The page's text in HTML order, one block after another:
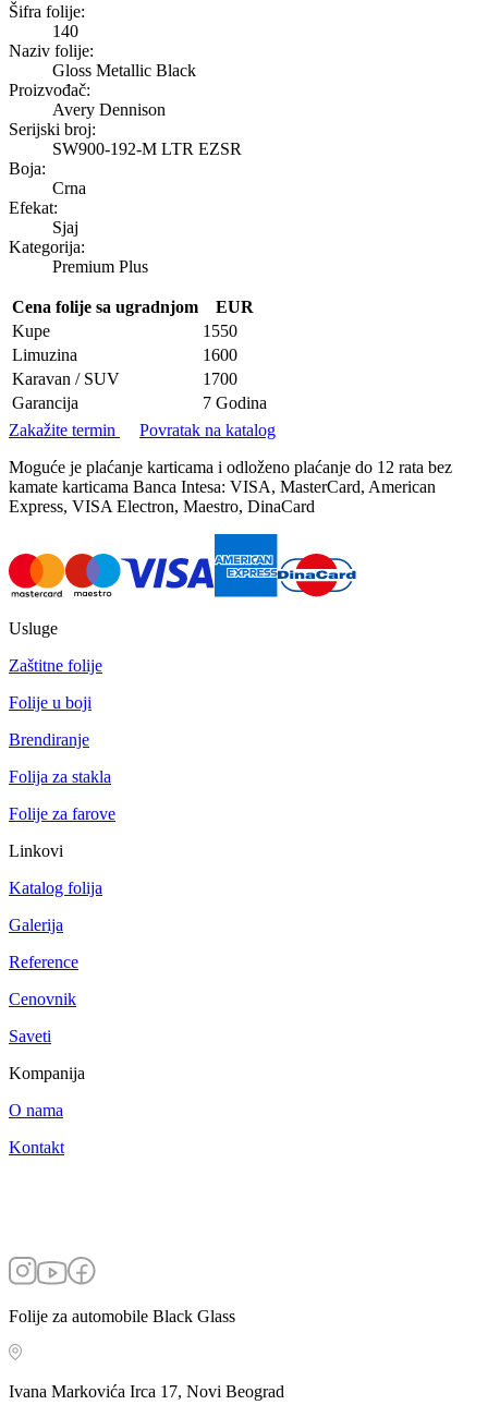
Gloss Metallic Black
Šifra folije:
140
Naziv folije:
Gloss Metallic Black
Proizvođač:
Avery Dennison
Serijski broj:
SW900-192-M LTR EZSR
Boja:
Crna
Efekat:
Sjaj
Kategorija:
Premium Plus
Cena folije sa ugradnjom
EUR
Kupe
1550
Limuzina
1600
Karavan / SUV
1700
Garancija
7 Godina
Zakažite termin
Povratak na katalog
Moguće je plaćanje karticama i odloženo plaćanje do 12 rata bez
kamate karticama Banca Intesa: VISA, MasterCard, American
Express, VISA Electron, Maestro, DinaCard
Usluge
Zaštitne folije
Folije u boji
Brendiranje
Folija za stakla
Folije za farove
Linkovi
Katalog folija
Galerija
Reference
Cenovnik
Saveti
Kompanija
O nama
Kontakt
Folije za automobile Black Glass
Ivana Markovića Irca 17, Novi Beograd